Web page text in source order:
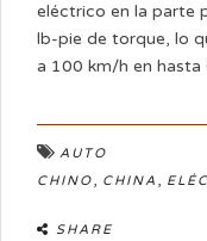
eléctrico en la parte
lb-pie de torque, lo
a 100 km/h en hasta
AUTO
CHINO, CHINA ,
SHARE